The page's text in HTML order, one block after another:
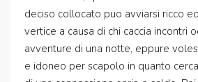
deciso collocato puo avviarsi ricco
vertice a causa di chi caccia incontri
avventure di una notte, eppure
e idoneo per scapolo in quanto